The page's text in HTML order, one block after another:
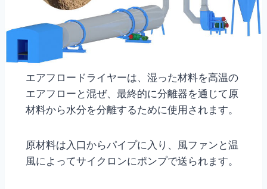
エアフロードライヤーは、湿った材料を高温の
エアフローと混ぜ、最終的に分離器を通じて原
材料から水分を分離するために使用されます。
原材料は入口からパイプに入り、風ファンと温
風によってサイクロンにポンプで送られます。